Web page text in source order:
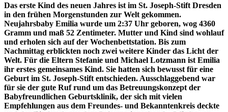
Das erste Kind des neuen Jahres ist im St. Joseph-Stift Dresden
in den frühen Morgenstunden zur Welt gekommen.
Neujahrsbaby Emilia wurde um 2:37 Uhr geboren, wog 4360
Gramm und maß 52 Zentimeter. Mutter und Kind sind wohlauf
und erholen sich auf der Wochenbettstation. Bis zum
Nachmittag erblickten noch zwei weitere Kinder das Licht der
Welt. Für die Eltern Stefanie und Michael Lotzmann ist Emilia
ihr erstes gemeinsames Kind. Sie hatten sich bewusst für eine
Geburt im St. Joseph-Stift entschieden. Ausschlaggebend war
für sie der gute Ruf rund um das Betreuungskonzept der
Babyfreundlichen Geburtsklinik, der sich mit vielen
Empfehlungen aus dem Freundes- und Bekanntenkreis deckte